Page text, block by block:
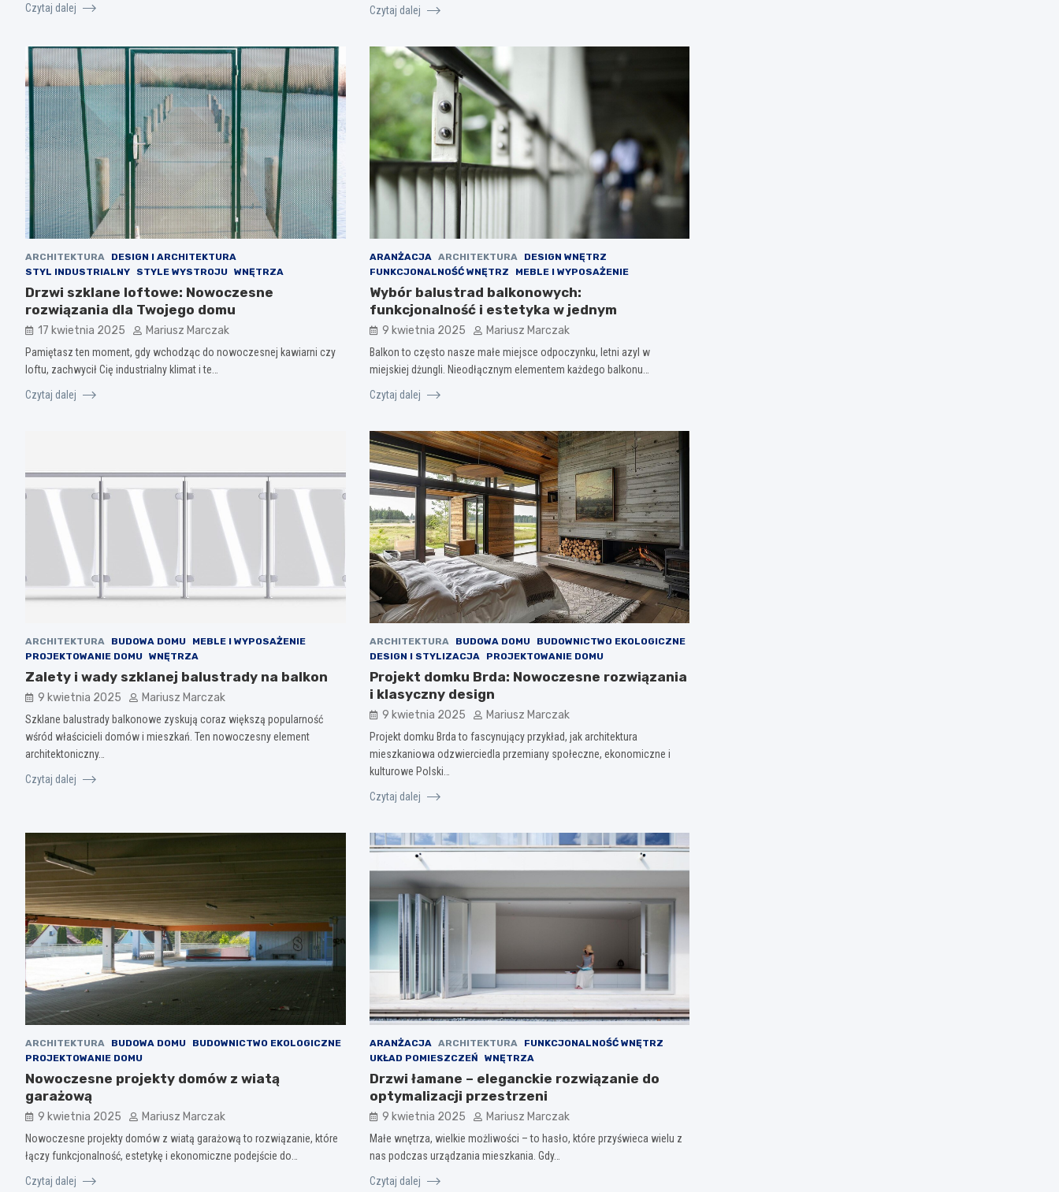
Czytaj dalej
Czytaj dalej
ARCHITEKTURA
DESIGN I ARCHITEKTURA
STYL INDUSTRIALNY
STYLE WYSTROJU WNĘTRZA
Drzwi szklane loftowe: Nowoczesne
rozwiązania dla Twojego domu
17 kwietnia 2025 Mariusz Marczak
Pamiętasz ten moment, gdy wchodząc do nowoczesnej kawiarni czy
loftu, zachwycił Cię industrialny klimat i te…
Czytaj dalej
ARANŻACJA ARCHITEKTURA
DESIGN WNĘTRZ
FUNKCJONALNOŚĆ WNĘTRZ
MEBLE I WYPOSAŻENIE
Wybór balustrad balkonowych:
funkcjonalność i estetyka w jednym
9 kwietnia 2025 Mariusz Marczak
Balkon to często nasze małe miejsce odpoczynku, letni azyl w
miejskiej dżungli. Nieodłącznym elementem każdego balkonu…
Czytaj dalej
ARCHITEKTURA BUDOWA DOMU
MEBLE I WYPOSAŻENIE
PROJEKTOWANIE DOMU
WNĘTRZA
Zalety i wady szklanej balustrady na balkon
9 kwietnia 2025 Mariusz Marczak
Szklane balustrady balkonowe zyskują coraz większą popularność
wśród właścicieli domów i mieszkań. Ten nowoczesny element
architektoniczny…
Czytaj dalej
ARCHITEKTURA BUDOWA DOMU
BUDOWNICTWO EKOLOGICZNE
DESIGN I STYLIZACJA
PROJEKTOWANIE DOMU
Projekt domku Brda: Nowoczesne rozwiązania
i klasyczny design
9 kwietnia 2025 Mariusz Marczak
Projekt domku Brda to fascynujący przykład, jak architektura
mieszkaniowa odzwierciedla przemiany społeczne, ekonomiczne i
kulturowe Polski…
Czytaj dalej
ARCHITEKTURA BUDOWA DOMU
BUDOWNICTWO EKOLOGICZNE
PROJEKTOWANIE DOMU
Nowoczesne projekty domów z wiatą
garażową
9 kwietnia 2025 Mariusz Marczak
Nowoczesne projekty domów z wiatą garażową to rozwiązanie, które
łączy funkcjonalność, estetykę i ekonomiczne podejście do…
Czytaj dalej
ARANŻACJA ARCHITEKTURA
FUNKCJONALNOŚĆ WNĘTRZ
UKŁAD POMIESZCZEŃ
WNĘTRZA
Drzwi łamane – eleganckie rozwiązanie do
optymalizacji przestrzeni
9 kwietnia 2025 Mariusz Marczak
Małe wnętrza, wielkie możliwości – to hasło, które przyświeca wielu z
nas podczas urządzania mieszkania. Gdy…
Czytaj dalej